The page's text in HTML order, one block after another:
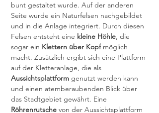
bunt gestaltet wurde. Auf der anderen
Seite wurde ein Naturfelsen nachgebildet
und in die Anlage integriert. Durch diesen
Felsen entsteht eine kleine Höhle, die
sogar ein Klettern über Kopf möglich
macht. Zusätzlich ergibt sich eine Plattform
auf der Kletteranlage, die als
Aussichtsplattform genutzt werden kann
und einen atemberaubenden Blick über
das Stadtgebiet gewährt. Eine
Röhrenrutsche von der Aussichtsplattform